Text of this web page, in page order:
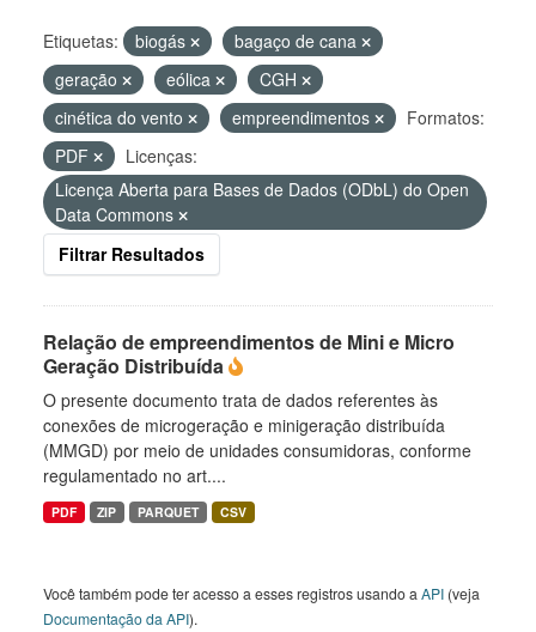
Etiquetas: biogás
bagaço de cana
geração
eólica
CGH
cinética do vento
empreendimentos
Formatos:
PDF
Licenças:
Licença Aberta para Bases de Dados (ODbL) do Open
Data Commons
Filtrar Resultados
Relação de empreendimentos de Mini e Micro
Geração Distribuída
O presente documento trata de dados referentes às
conexões de microgeração e minigeração distribuída
(MMGD) por meio de unidades consumidoras, conforme
regulamentado no art....
PDF ZIP PARQUET CSV
Você também pode ter acesso a esses registros usando a API (veja
Documentação da API).